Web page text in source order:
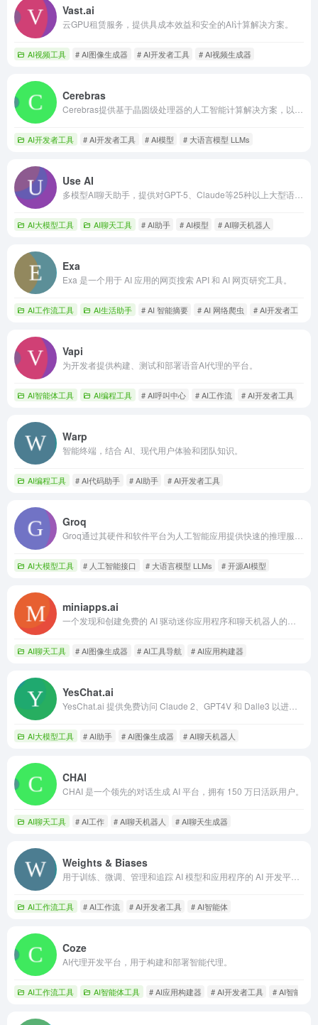
Vast.ai
云GPU租赁服务，提供具成本效益和安全的AI计算解决方案。
AI视频工具 # AI图像生成器 # AI开发者工具 # AI视频生成器
Cerebras
AI开发者工具 # AI开发者工具 # AI模型 # 大语言模型 LLMs
Use AI
AI大模型工具 AI聊天工具 # AI助手 # AI模型 # AI聊天机器人
Exa
Exa 是一个用于 AI 应用的网页搜索 API 和 AI 网页研究工具。
AI工作流工具 AI生活助手 # AI 智能摘要 # AI 网络爬虫 # AI开发者工具
Vapi
为开发者提供构建、测试和部署语音AI代理的平台。
AI智能体工具 AI编程工具 # AI呼叫中心 # AI工作流 # AI开发者工具
Warp
智能终端，结合 AI、现代用户体验和团队知识。
AI编程工具 # AI代码助手 # AI助手 # AI开发者工具
Groq
AI大模型工具 # 人工智能接口 # 大语言模型 LLMs # 开源AI模型
miniapps.ai
AI聊天工具 # AI图像生成器 # AI工具导航 # AI应用构建器
YesChat.ai
AI大模型工具 # AI助手 # AI图像生成器 # AI聊天机器人
CHAI
CHAI 是一个领先的对话生成 AI 平台，拥有 150 万日活跃用户。
AI聊天工具 # AI工作 # AI聊天机器人 # AI聊天生成器
Weights & Biases
AI工作流工具 # AI工作流 # AI开发者工具 # AI智能体
Coze
AI代理开发平台，用于构建和部署智能代理。
AI工作流工具 AI智能体工具 # AI应用构建器 # AI开发者工具 # AI智能体